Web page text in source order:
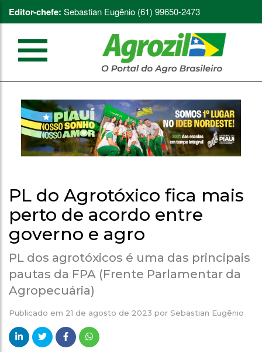
Editor-chefe: Sebastian Eugênio (61) 99650-2473
PL do Agrotóxico fica mais
perto de acordo entre
governo e agro
PL dos agrotóxicos é uma das principais
pautas da FPA (Frente Parlamentar da
Agropecuária)
Publicado em 21 de agosto de 2023 por Sebastian Eugênio